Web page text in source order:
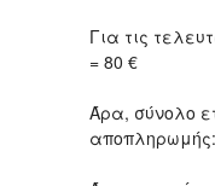
Για τις
= 80 €
Άρα, σύνολο